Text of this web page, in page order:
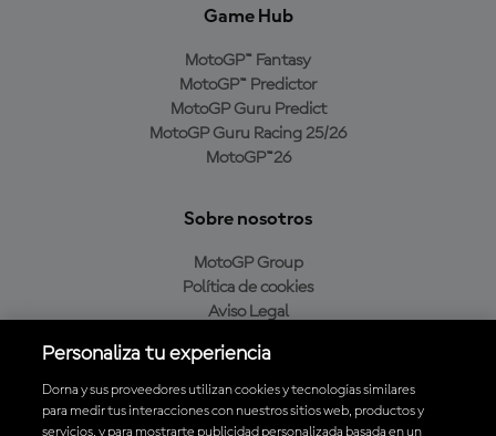
Game Hub
MotoGP™ Fantasy
MotoGP™ Predictor
MotoGP Guru Predict
MotoGP Guru Racing 25/26
MotoGP™26
Sobre nosotros
MotoGP Group
Política de cookies
Aviso Legal
Política de compra
Personaliza tu experiencia
Dorna y sus proveedores utilizan cookies y tecnologías similares
para medir tus interacciones con nuestros sitios web, productos y
servicios, y para mostrarte publicidad personalizada basada en un